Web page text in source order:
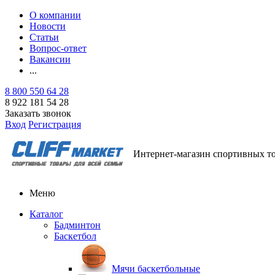
О компании
Новости
Статьи
Вопрос-ответ
Вакансии
...
8 800 550 64 28
8 922 181 54 28
Заказать звонок
Вход Регистрация
Интернет-магазин спортивных
Меню
Каталог
Бадминтон
Баскетбол
Мячи баскетбольные